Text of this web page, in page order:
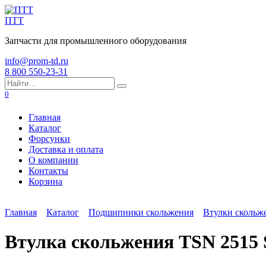
Перейти
к
ПТТ
Запчасти для промышленного оборудования
info@prom-td.ru
8 800 550-23-31
Search
for:
0
Главная
Каталог
Форсунки
Доставка и оплата
О компании
Контакты
Корзина
Главная Каталог Подшипники скольжения Втулки
Втулка скольжения TSN 2515